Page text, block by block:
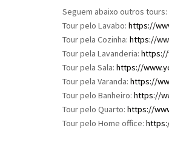
Seguem abaixo outros tours:
Tour pelo Lavabo:https://
Tour pela Cozinha:https://
Tour pela Lavanderia:https://
Tour pela Sala:https://
Tour pela Varanda:https://
Tour pelo Banheiro:https://
Tour pelo Quarto: https://
Tour pelo Home office: